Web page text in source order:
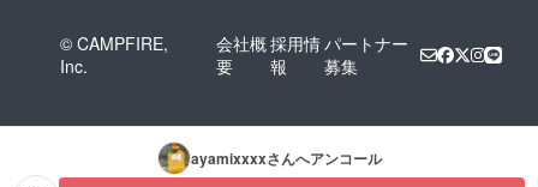
© CAMPFIRE,
Inc.
会社概
要
採用情
報
パートナー
募集
ayamixxxxさんへアンコール